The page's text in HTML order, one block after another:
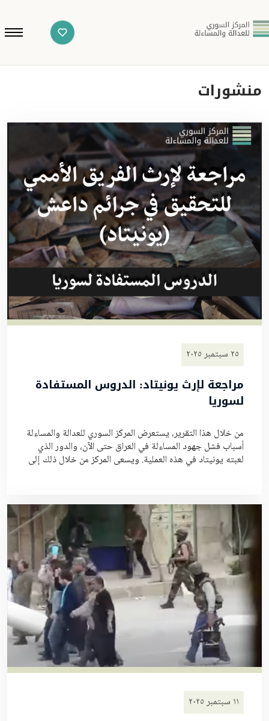
منشورات
٢٥ سبتمبر ٢٠٢٥
مراجعة لإرث يونيتاد: الدروس المستفادة
لسوريا
من خلال هذا التقرير، يستعرض المركز السوري للعدالة والمساءلة
أسباب فشل جهود المساءلة في العراق حتى الآن، والدور الذي
لعبته يونيتاد في هذه العملية. ويسعى المركز من خلال ذلك إلى
١١ سبتمبر ٢٠٢٥